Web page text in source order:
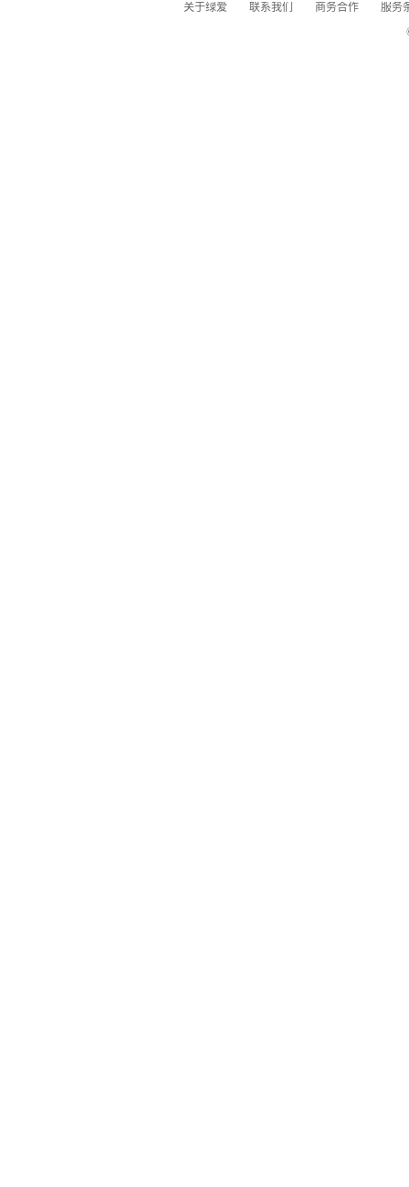
关于绿爱 联系我们 商务合作
服务